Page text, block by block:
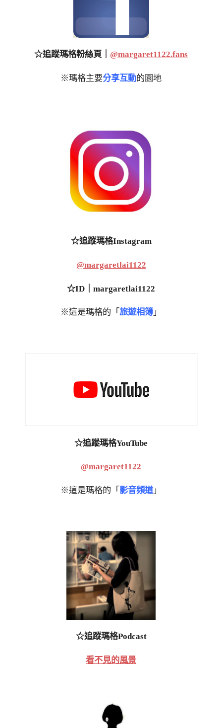
☆追蹤瑪格粉絲頁｜ @margaret1122.fans
※瑪格主要分享互動的園地
☆追蹤瑪格Instagram
@margaretlai1122
☆ID｜margaretlai1122
※這是瑪格的「 旅遊相簿 」
☆追蹤瑪格YouTube
@margaret1122
※這是瑪格的「 影音頻道」
☆追蹤瑪格Podcast
看不見的風景